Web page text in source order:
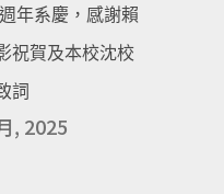
年系慶，感謝賴
祝賀及本校沈校
詞
, 2025